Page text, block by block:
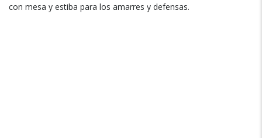
con mesa y estiba para los amarres y defensas.